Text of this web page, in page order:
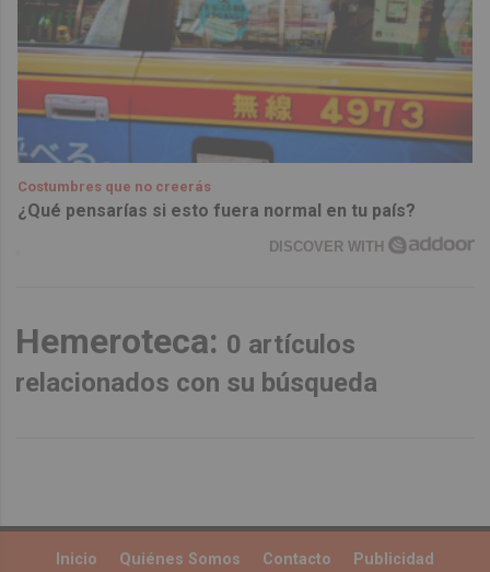
Costumbres que no creerás
¿Qué pensarías si esto fuera normal en tu país?
DISCOVER WITH
Hemeroteca: 0 artículos
relacionados con su búsqueda
Inicio Quiénes Somos Contacto
Publicidad